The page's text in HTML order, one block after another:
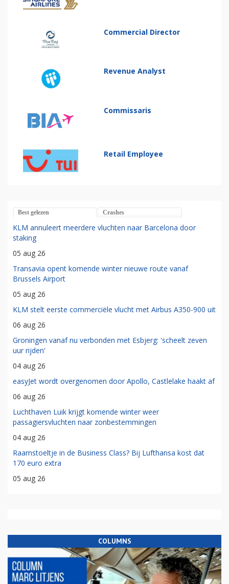
Commercial Director
Revenue Analyst
Commissaris
Retail Employee
Best gelezen Crashes
KLM annuleert meerdere vluchten naar Barcelona door
staking
05 aug 26
Transavia opent komende winter nieuwe route vanaf
Brussels Airport
05 aug 26
KLM stelt eerste commerciële vlucht met Airbus A350-900 uit
06 aug 26
Groningen vanaf nu verbonden met Esbjerg: 'scheelt zeven
uur rijden'
04 aug 26
easyJet wordt overgenomen door Apollo, Castlelake haakt af
06 aug 26
Luchthaven Luik krijgt komende winter weer
passagiersvluchten naar zonbestemmingen
04 aug 26
Raamstoeltje in de Business Class? Bij Lufthansa kost dat
170 euro extra
05 aug 26
COLUMNS